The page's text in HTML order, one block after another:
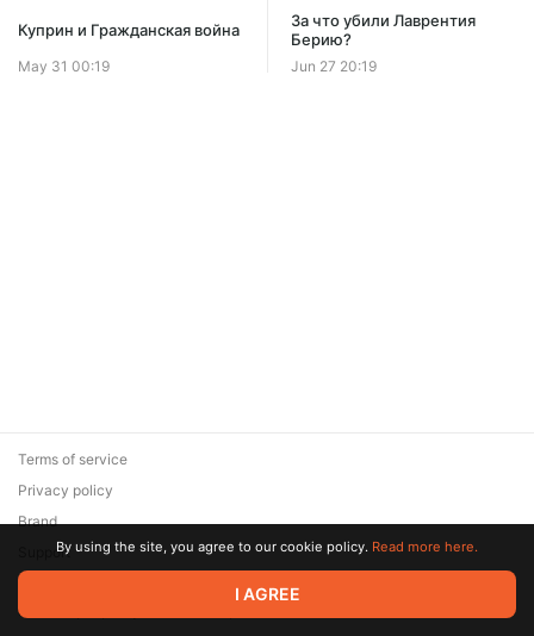
Куприн и Гражданская война
May 31 00:19
За что убили Лаврентия
Берию?
Jun 27 20:19
© 2026 Zaya Solutions Limited. All rights reserved. All trademarks
are the property of their respective owners.
Terms of service
Privacy policy
Brand
SupportBy using the site, you agree to our cookie policy. Read more here.
I AGREE